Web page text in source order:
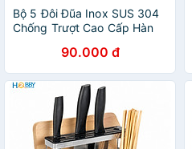
Bộ 5 Đôi Đũa Inox SUS 304
Chống Trượt Cao Cấp Hàn
90.000 đ